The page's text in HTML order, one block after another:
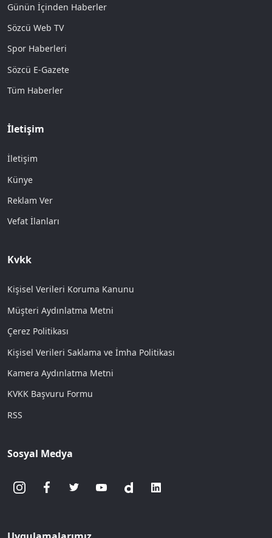
Günün İçinden Haberler
Sözcü Web TV
Spor Haberleri
Sözcü E-Gazete
Tüm Haberler
İletişim
İletişim
Künye
Reklam Ver
Vefat İlanları
Kvkk
Kişisel Verileri Koruma Kanunu
Müşteri Aydınlatma Metni
Çerez Politikası
Kişisel Verileri Saklama ve İmha Politikası
Kamera Aydınlatma Metni
KVKK Başvuru Formu
RSS
Sosyal Medya